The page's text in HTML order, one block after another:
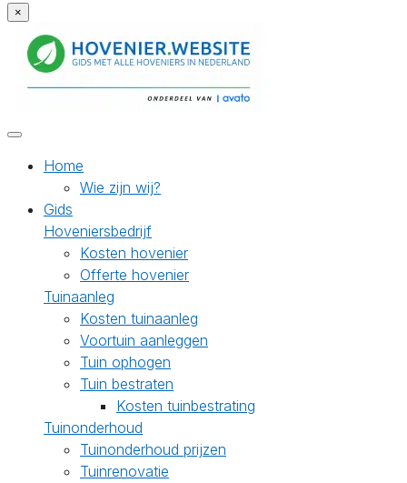
×
Home
Wie zijn wij?
Gids
Hoveniersbedrijf
Kosten hovenier
Offerte hovenier
Tuinaanleg
Kosten tuinaanleg
Voortuin aanleggen
Tuin ophogen
Tuin bestraten
Kosten tuinbestrating
Tuinonderhoud
Tuinonderhoud prijzen
Tuinrenovatie